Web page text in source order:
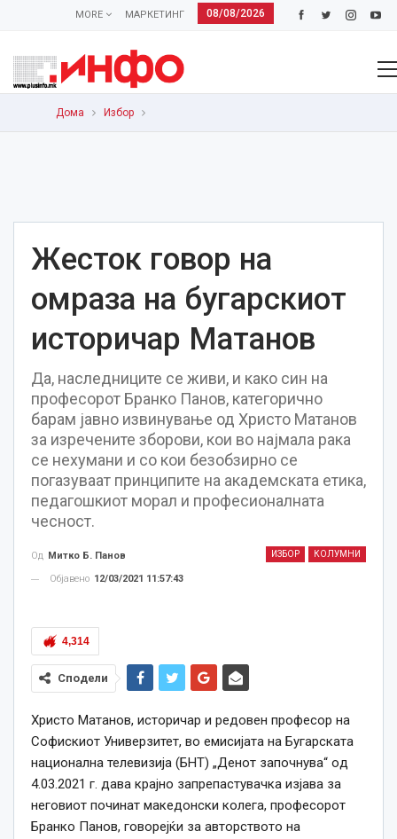
08/08/2026
МАРКЕТИНГ
MORE
Дома Избор
Жесток говор на
омраза на бугарскиот
историчар Матанов
Да, наследниците се живи, и како син на
професорот Бранко Панов, категорично
барам јавно извинување од Христо Матанов
за изречените зборови, кои во најмала рака
се нехумани и со кои безобзирно се
погазуваат принципите на академската етика,
педагошкиот морал и професионалната
чесност.
ИЗБОР КОЛУМНИ
Од Митко Б. Панов
Објавено 12/03/2021 11:57:43
4,314
Сподели
Христо Матанов, историчар и редовен професор на
Софискиот Универзитет, во емисијата на Бугарската
национална телевизија (БНТ) „Денот започнува“ oд
4.03.2021 г. дава крајно запрепастувачка изјава за
неговиот починат македонски колега, професорот
Бранко Панов, говорејќи за авторството на